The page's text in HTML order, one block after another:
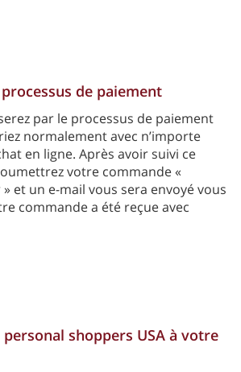
de paiement
par le processus de paiement
normalement avec n’importe
en ligne. Après avoir suivi ce
votre commande «
et un e-mail vous sera envoyé vous
commande a été reçue avec
shoppers USA à votre